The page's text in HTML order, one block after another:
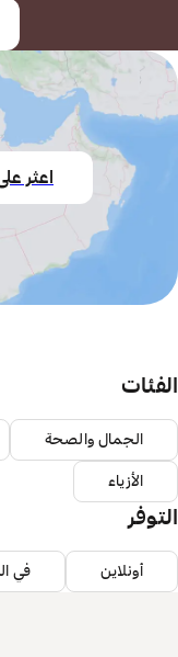
اعثر
الفئات
الجمال والصحة
الأزياء
التوفر
أونلاين في